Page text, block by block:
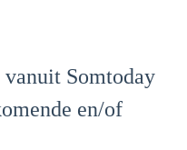
Somtoday
en/of